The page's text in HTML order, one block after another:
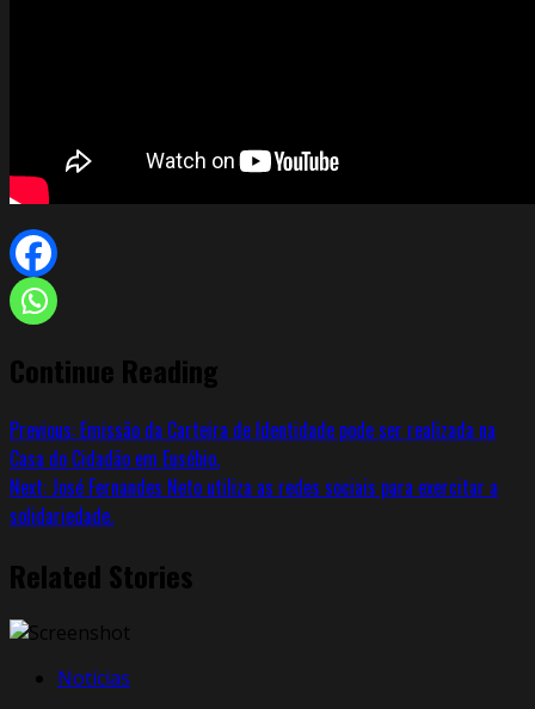
Continue Reading
Previous: Emissão da Carteira de Identidade pode ser realizada na
Casa do Cidadão em Eusébio.
Next: José Fernandes Neto utiliza as redes sociais para exercitar a
solidariedade.
Related Stories
Notícias